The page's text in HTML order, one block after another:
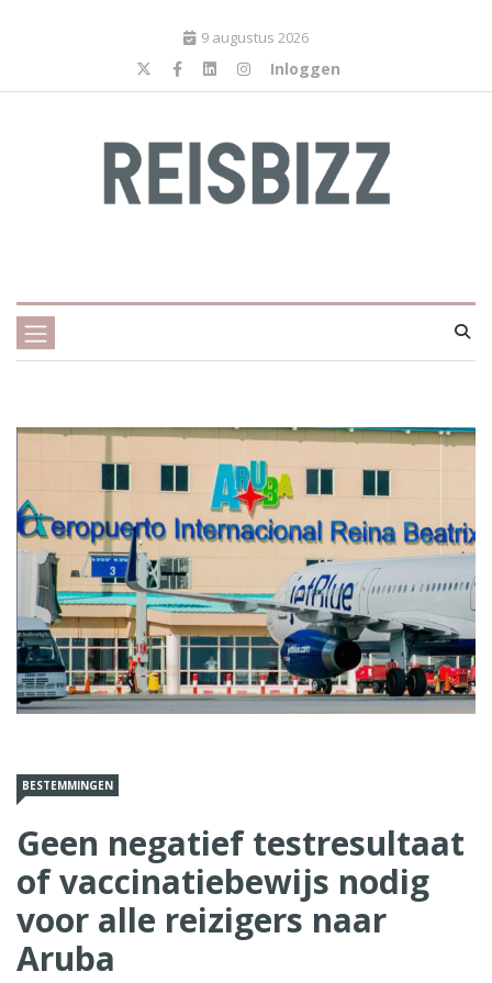
9 augustus 2026
Inloggen
BESTEMMINGEN
Geen negatief testresultaat
of vaccinatiebewijs nodig
voor alle reizigers naar
Aruba